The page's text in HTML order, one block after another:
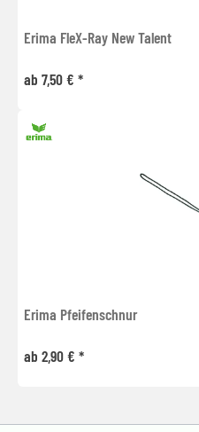
Erima FleX-Ray New Talent
ab 7,50 € *
Erima Pfeifenschnur
ab 2,90 € *